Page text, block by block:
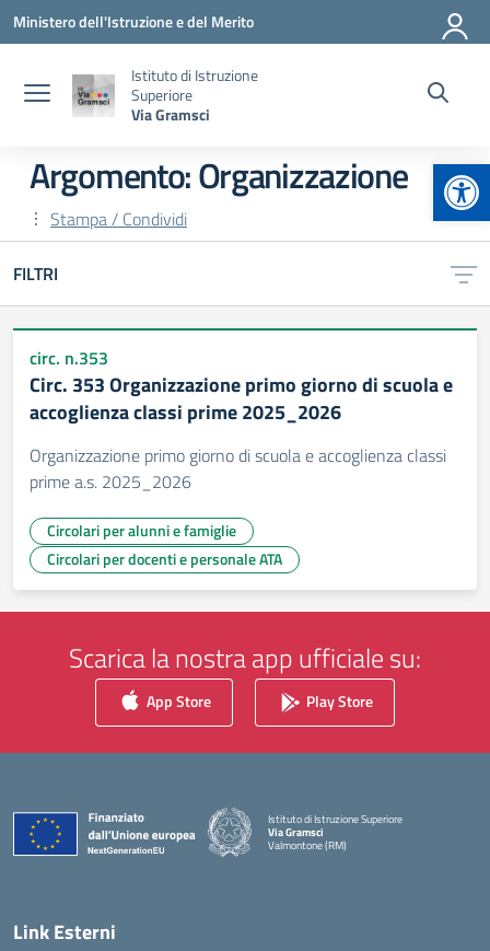
Vai ai contenuti
Vai al menu di navigazione
Vai al footer
Ministero dell'Istruzione e del Merito
Istituto di Istruzione
Superiore
Via Gramsci
Argomento: Organizzazione
Stampa / Condividi
FILTRI
circ. n.353
Circ. 353 Organizzazione primo giorno di scuola e
accoglienza classi prime 2025_2026
Organizzazione primo giorno di scuola e accoglienza classi
prime a.s. 2025_2026
Circolari per alunni e famiglie
Circolari per docenti e personale ATA
Scarica la nostra app ufficiale su:
App Store Play Store
Istituto di Istruzione Superiore
Via Gramsci
Valmontone (RM)
Link Esterni